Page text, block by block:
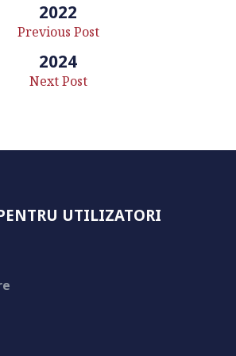
2022
Previous Post
2024
Next Post
UTILIZATORI